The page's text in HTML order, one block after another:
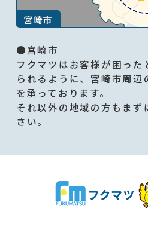
●宮崎市
フクマツはお客様が困っ
られるように、宮崎市周
を承っております。
それ以外の地域の方もまず
さい。